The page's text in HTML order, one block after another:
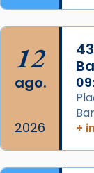
partir de
que les
eterna”)
frare Joan
que les
Mataró en
12
ago.
2026
+